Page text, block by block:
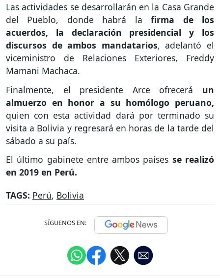
Las actividades se desarrollarán en la Casa Grande
del Pueblo, donde habrá la firma de los
acuerdos, la declaración presidencial y los
discursos de ambos mandatarios, adelantó el
viceministro de Relaciones Exteriores, Freddy
Mamani Machaca.
Finalmente, el presidente Arce ofrecerá un
almuerzo en honor a su homólogo peruano,
quien con esta actividad dará por terminado su
visita a Bolivia y regresará en horas de la tarde del
sábado a su país.
El último gabinete entre ambos países se realizó
en 2019 en Perú.
TAGS: Perú, Bolivia
SÍGUENOS EN: